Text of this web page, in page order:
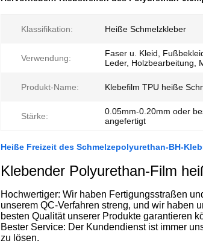
Klassifikation: Heiße Schmelzkleber
Verwendung:
Faser u. Kleid,
Leder, Holzbearbeitung,
Produkt-Name: Klebefilm TPU heiße
Stärke:
0.05mm-0.20mm oder
angefertigt
Heiße Freizeit des Schmelzepolyurethan-BH-
Klebender Polyurethan-Film
Hochwertiger: Wir haben Fertigungsstraßen
unserem QC-Verfahren streng, und wir haben
besten Qualität unserer Produkte garantieren
Bester Service: Der Kundendienst ist immer
zu lösen.